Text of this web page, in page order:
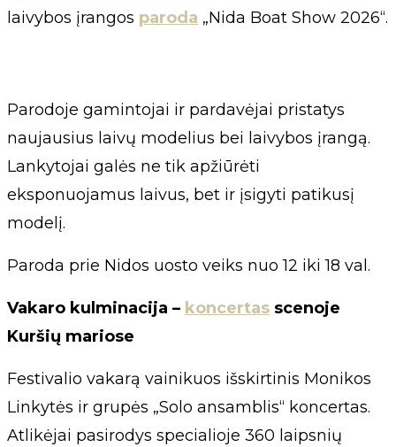
laivybos įrangos paroda „Nida Boat Show 2026“.
Parodoje gamintojai ir pardavėjai pristatys
naujausius laivų modelius bei laivybos įrangą.
Lankytojai galės ne tik apžiūrėti
eksponuojamus laivus, bet ir įsigyti patikusį
modelį.
Paroda prie Nidos uosto veiks nuo 12 iki 18 val.
Vakaro kulminacija – koncertas scenoje
Kuršių mariose
Festivalio vakarą vainikuos išskirtinis Monikos
Linkytės ir grupės „Solo ansamblis“ koncertas.
Atlikėjai pasirodys specialioje 360 laipsnių